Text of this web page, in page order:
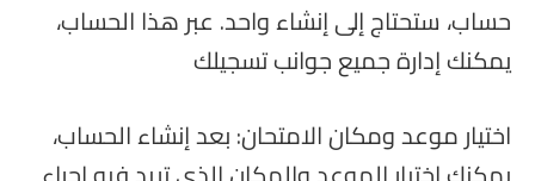
حساب، ستحتاج إلى إنشاء واحد. عبر هذا الحساب،
يمكنك إدارة جميع جوانب تسجيلك
اختيار موعد ومكان الامتحان: بعد إنشاء الحساب،